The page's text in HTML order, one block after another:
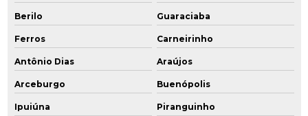
Berilo Guaraciaba
Ferros Carneirinho
Antônio Dias Araújos
Arceburgo Buenópolis
Ipuiúna Piranguinho